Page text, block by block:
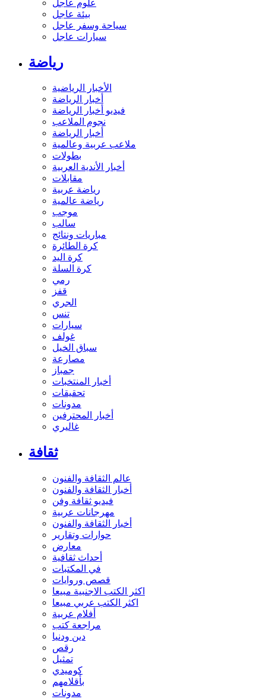
علوم عاجل
بيئة عاجل
سياحة وسفر عاجل
سيارات عاجل
رياضة
الأخبار الرياضية
أخبار الرياضة
فيديو أخبار الرياضة
نجوم الملاعب
أخبار الرياضة
ملاعب عربية وعالمية
بطولات
أخبار الأندية العربية
مقابلات
رياضة عربية
رياضة عالمية
موجب
سالب
مباريات ونتائج
كرة الطائرة
كرة اليد
كرة السلة
رمي
قفز
الجري
تنس
سيارات
غولف
سباق الخيل
مصارعة
جمباز
أخبار المنتخبات
تحقيقات
مدونات
أخبار المحترفين
غاليري
ثقافة
عالم الثقافة والفنون
أخبار الثقافة والفنون
فيديو ثقافة وفن
مهرجانات عربية
أخبار الثقافة والفنون
حوارات وتقارير
معارض
أحداث ثقافية
في المكتبات
قصص وروايات
اكثر الكتب الاجنبية مبيعا
اكثر الكتب عربي مبيعا
أفلام عربية
مراجعة كتب
دين ودنيا
رقص
تمثيل
كوميدي
بأقلامهم
مدونات